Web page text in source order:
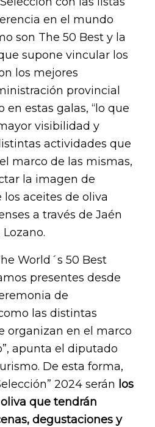
en el mundo
son The 50 Best y la
supone vincular los
los mejores
provincial
en estas galas, “lo que
visibilidad y
actividades que
marco de las mismas,
la imagen de
aceites de oliva
a través de Jaén
Lozano.
World´s 50 Best
presentes desde
de
las distintas
organizan en el marco
apunta el diputado
De esta forma,
2024 serán los
que tendrán
degustaciones y